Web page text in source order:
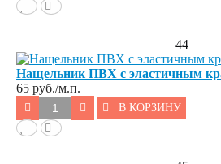
44
Нащельник ПВХ с эластичным
65 руб./м.п.
В КОРЗИНУ